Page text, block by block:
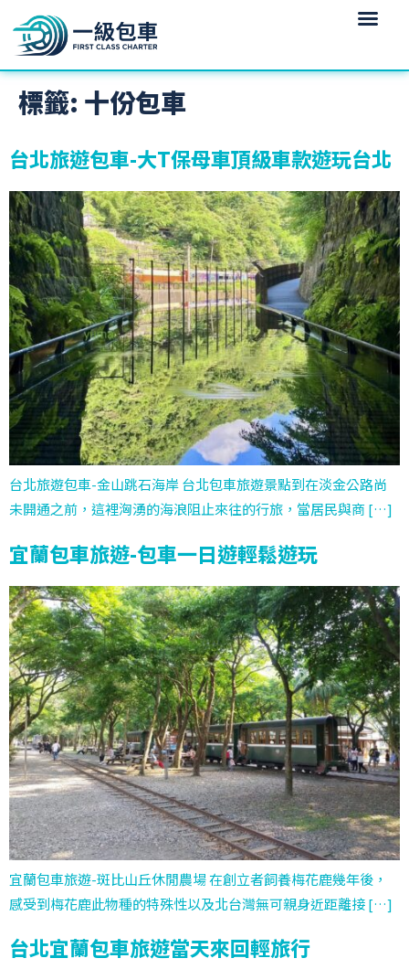
標籤: 十份包車
台北旅遊包車-大T保母車頂級車款遊玩台北
台北旅遊包車-金山跳石海岸 台北包車旅遊景點到在淡金公路尚
未開通之前，這裡洶湧的海浪阻止來往的行旅，當居民與商 […]
宜蘭包車旅遊-包車一日遊輕鬆遊玩
宜蘭包車旅遊-斑比山丘休閒農場 在創立者飼養梅花鹿幾年後，
感受到梅花鹿此物種的特殊性以及北台灣無可親身近距離接 […]
台北宜蘭包車旅遊當天來回輕旅行